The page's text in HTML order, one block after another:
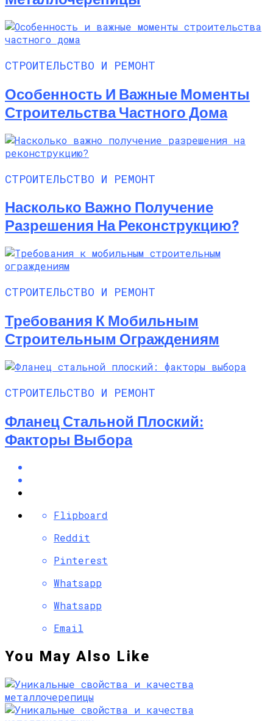
СТРОИТЕЛЬСТВО И РЕМОНТ
Особенность И Важные Моменты
Строительства Частного Дома
СТРОИТЕЛЬСТВО И РЕМОНТ
Насколько Важно Получение
Разрешения На Реконструкцию?
СТРОИТЕЛЬСТВО И РЕМОНТ
Требования К Мобильным
Строительным Ограждениям
СТРОИТЕЛЬСТВО И РЕМОНТ
Фланец Стальной Плоский:
Факторы Выбора
Flipboard
Reddit
Pinterest
Whatsapp
Whatsapp
Email
You May Also Like